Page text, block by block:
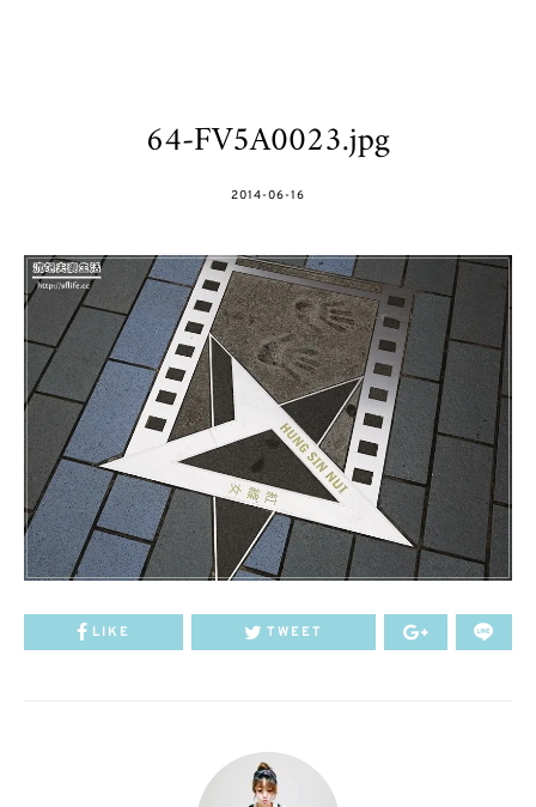
64-FV5A0023.jpg
POSTED
2014-06-16
LIKE TWEET